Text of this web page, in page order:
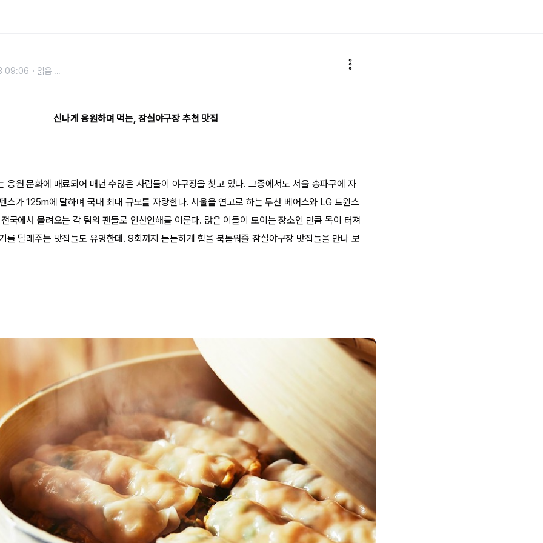
09:06 읽음 ...
신나게 응원하며 먹는, 잠실야구장 추천 맛집
응원 문화에 매료되어 매년 수많은 사람들이 야구장을 찾고 있다. 그중에서도 서울 송파구에 자
스가 125m에 달하며 국내 최대 규모를 자랑한다. 서울을 연고로 하는 두산 베어스와 LG 트윈스
국에서 몰려오는 각 팀의 팬들로 인산인해를 이룬다. 많은 이들이 모이는 장소인 만큼 목이 터져
를 달래주는 맛집들도 유명한데. 9회까지 든든하게 힘을 북돋워줄 잠실야구장 맛집들을 만나 보